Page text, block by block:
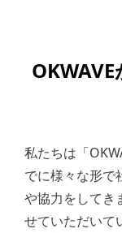
私たちは「
でに様々な形で
や協力をしてき
せていただいて